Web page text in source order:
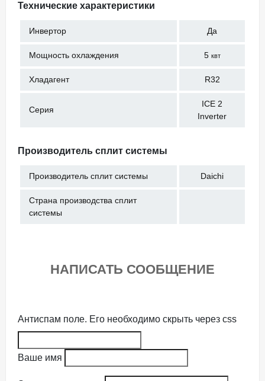
Технические характеристики
Инвертор Да
Мощность охлаждения 5 квт
Хладагент R32
Серия
ICE 2
Inverter
Производитель сплит системы
Производитель сплит системы Daichi
Страна производства сплит
системы
НАПИСАТЬ СООБЩЕНИЕ
Антиспам поле. Его необходимо скрыть через css
Ваше имя